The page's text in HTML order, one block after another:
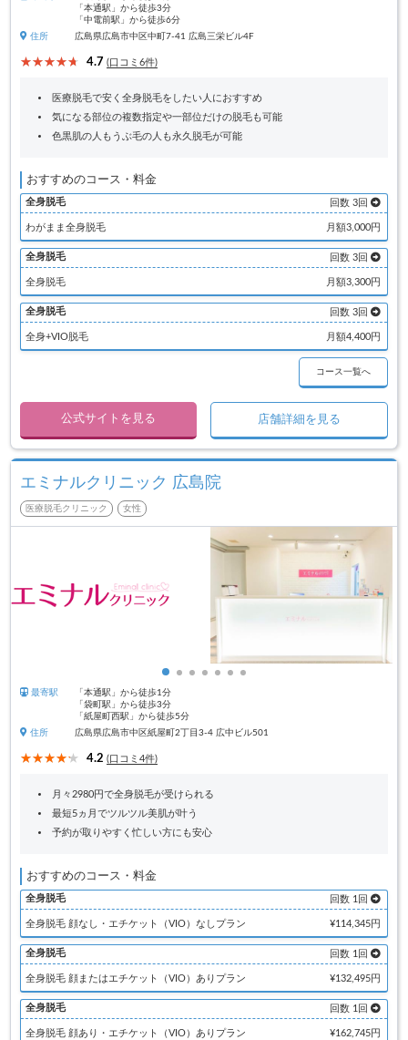
「本通駅」から徒歩3分
「中電前駅」から徒歩6分
住所
広島県広島市中区中町7-41 広島三栄ビル4F
4.7 (口コミ6件)
医療脱毛で安く全身脱毛をしたい人におすすめ
気になる部位の複数指定や一部位だけの脱毛も可能
色黒肌の人もうぶ毛の人も永久脱毛が可能
おすすめのコース・料金
全身脱毛 回数 3回
わがまま全身脱毛 月額3,000円
全身脱毛 回数 3回
全身脱毛 月額3,300円
全身脱毛 回数 3回
全身+VIO脱毛 月額4,400円
コース一覧へ
公式サイトを見る 店舗詳細を見る
エミナルクリニック 広島院
医療脱毛クリニック 女性
最寄駅
「本通駅」から徒歩1分
「袋町駅」から徒歩3分
「紙屋町西駅」から徒歩5分
住所
広島県広島市中区紙屋町2丁目3-4 広中ビル501
4.2 (口コミ4件)
月々2980円で全身脱毛が受けられる
最短5ヵ月でツルツル美肌が叶う
予約が取りやすく忙しい方にも安心
おすすめのコース・料金
全身脱毛 回数 1回
全身脱毛 顔なし・エチケット（VIO）なしプラン ¥114,345円
全身脱毛 回数 1回
全身脱毛 顔またはエチケット（VIO）ありプラン ¥132,495円
全身脱毛 回数 1回
全身脱毛 顔あり・エチケット（VIO）ありプラン ¥162,745円